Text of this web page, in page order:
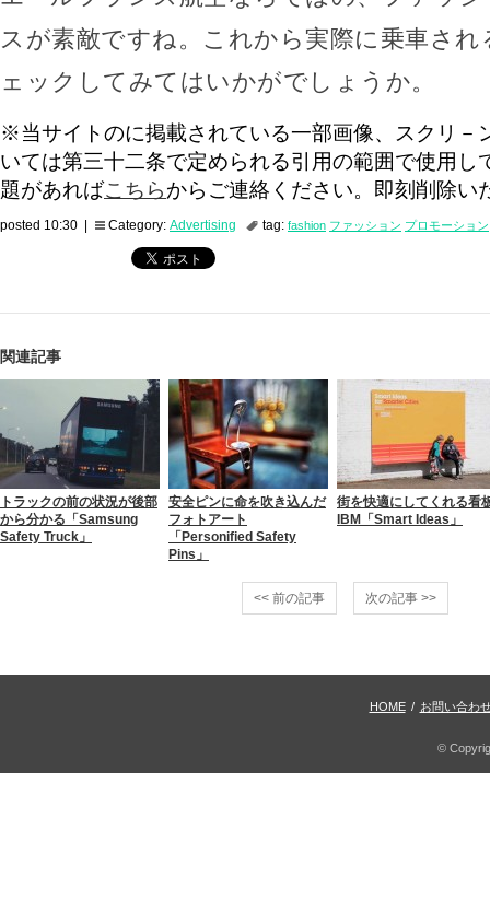
スが素敵ですね。これから実際に乗車され
ェックしてみてはいかがでしょうか。
※当サイトのに掲載されている一部画像、スクリ－
いては第三十二条で定められる引用の範囲で使用し
題があればこちらからご連絡ください。即刻削除い
posted 10:30 | Category: Advertising tag: fashion ファッション プロモーション
関連記事
トラックの前の状況が後部
から分かる「Samsung
Safety Truck」
安全ピンに命を吹き込んだ
フォトアート
「Personified Safety
Pins」
街を快適にしてくれる看
IBM「Smart Ideas」
<< 前の記事 次の記事 >>
HOME / お問い合わ
©